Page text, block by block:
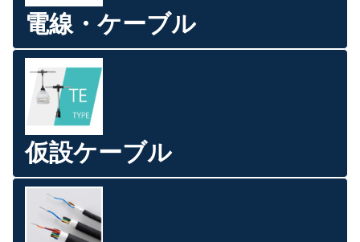
電線・ケーブル
仮設ケーブル